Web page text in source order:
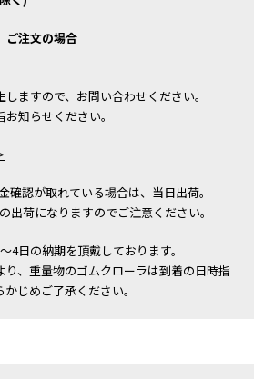
ご注文の場合
ますので、お問い合わせください。
知らせください。
確認が取れている場合は、当日出荷。
出荷になりますのでご注意ください。
4日の納期を頂戴しております。
、重量物のゴムクローラは到着の日時指
じめご了承ください。